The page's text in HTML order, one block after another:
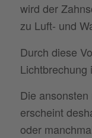
wird der
zu Luft- und
Durch diese
Lichtbrechung
Die
erscheint
oder